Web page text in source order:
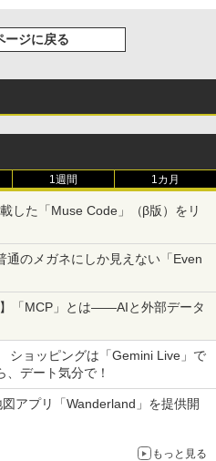
ージに戻る
1週間 1カ月
した「Muse Code」（β版）をリ
通のメガネにしか見えない「Even
「MCP」とは――AIと外部データ
ショッピングは「Gemini Live」で
、デート気分で！
アプリ「Wanderland」を提供開
もっと見る